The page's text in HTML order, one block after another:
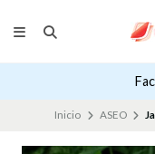
Inicio ASEO